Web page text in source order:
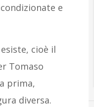
e
cioè il
Tomaso
prima,
diversa.